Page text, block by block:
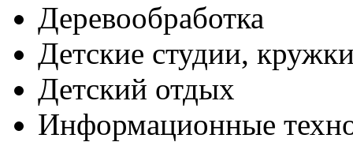
Деревообработка
Детские студии,
Детский отдых
Информационные